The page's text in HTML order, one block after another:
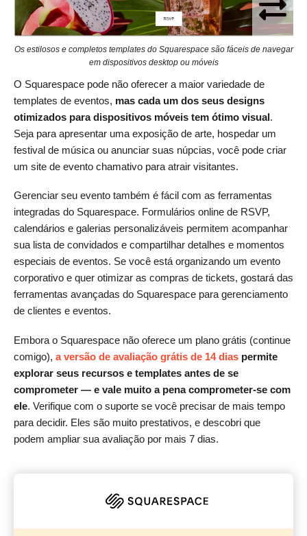
Os estilosos e completos templates do Squarespace são fáceis de navegar
em dispositivos desktop ou móveis
O Squarespace pode não oferecer a maior variedade de
templates de eventos, mas cada um dos seus designs
otimizados para dispositivos móveis tem ótimo visual.
Seja para apresentar uma exposição de arte, hospedar um
festival de música ou anunciar suas núpcias, você pode criar
um site de evento chamativo para atrair visitantes.
Gerenciar seu evento também é fácil com as ferramentas
integradas do Squarespace. Formulários online de RSVP,
calendários e galerias personalizáveis permitem acompanhar
sua lista de convidados e compartilhar detalhes e momentos
especiais de eventos. Se você está organizando um evento
corporativo e quer otimizar as compras de tickets, gostará das
ferramentas avançadas do Squarespace para gerenciamento
de clientes e eventos.
Embora o Squarespace não oferece um plano grátis (continue
comigo), a versão de avaliação grátis de 14 dias permite
explorar seus recursos e templates antes de se
comprometer — e vale muito a pena comprometer-se com
ele. Verifique com o suporte se você precisar de mais tempo
para decidir. Eles são muito prestativos, e descobri que
podem ampliar sua avaliação por mais 7 dias.